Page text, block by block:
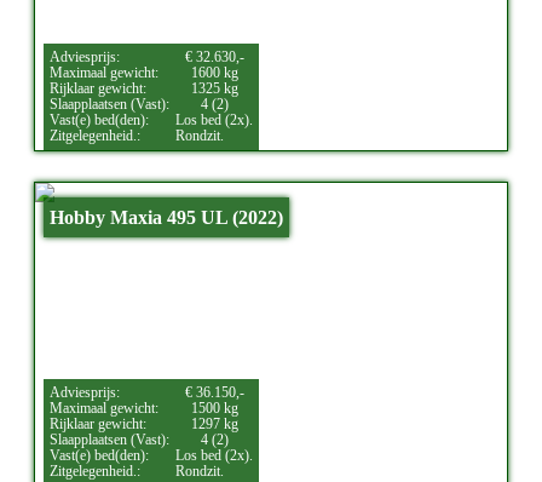
Adviesprijs:
€ 32.630,-
Maximaal gewicht:
1600 kg
Rijklaar gewicht:
1325 kg
Slaapplaatsen (Vast):
4 (2)
Vast(e) bed(den):
Los bed (2x).
Zitgelegenheid.:
Rondzit.
Hobby Maxia 495 UL (2022)
Adviesprijs:
€ 36.150,-
Maximaal gewicht:
1500 kg
Rijklaar gewicht:
1297 kg
Slaapplaatsen (Vast):
4 (2)
Vast(e) bed(den):
Los bed (2x).
Zitgelegenheid.:
Rondzit.